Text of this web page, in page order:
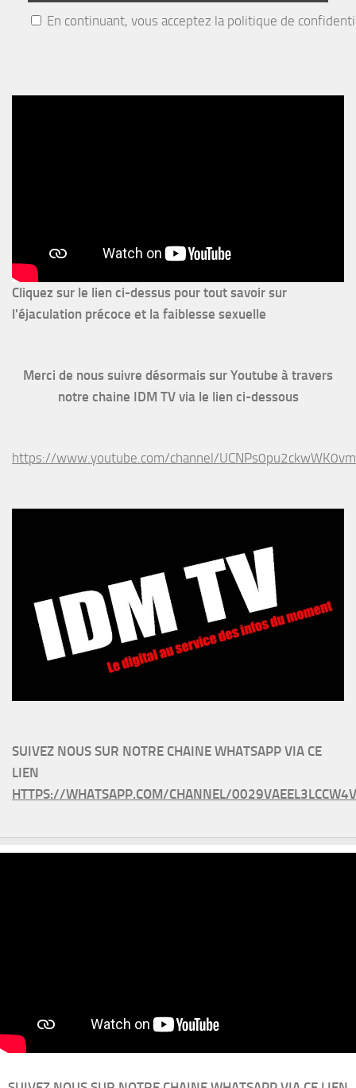
En continuant, vous acceptez la politique de
Cliquez sur le lien ci-dessus pour tout savoir sur
l'éjaculation précoce et la faiblesse sexuelle
Merci de nous suivre désormais sur Youtube à travers
notre chaine IDM TV via le lien ci-dessous
https://www.youtube.com/channel/
SUIVEZ NOUS SUR NOTRE CHAINE WHATSAPP VIA CE
LIEN
HTTPS://WHATSAPP.COM/CHANNEL/